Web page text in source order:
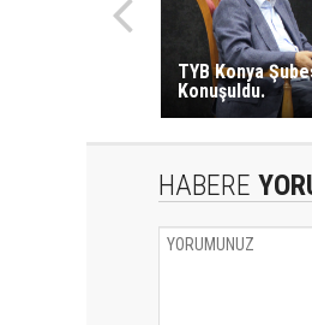
TYB Konya
Konuşuldu.
HABERE